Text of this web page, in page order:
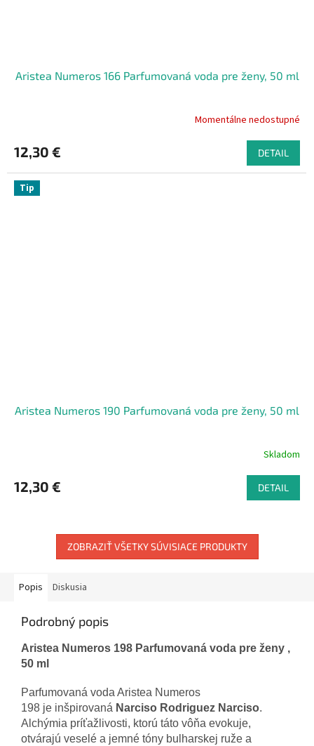
Aristea Numeros 166 Parfumovaná voda pre ženy, 50 ml
Momentálne nedostupné
12,30 € DETAIL
Tip
Aristea Numeros 190 Parfumovaná voda pre ženy, 50 ml
Skladom
12,30 € DETAIL
ZOBRAZIŤ VŠETKY SÚVISIACE PRODUKTY
Popis Diskusia
Podrobný popis
Aristea Numeros 198 Parfumovaná voda pre ženy ,
50 ml
Parfumovaná voda Aristea Numeros
198 je inšpirovaná Narciso Rodriguez Narciso.
Alchýmia príťažlivosti, ktorú táto vôňa evokuje,
otvárajú veselé a jemné tóny bulharskej ruže a